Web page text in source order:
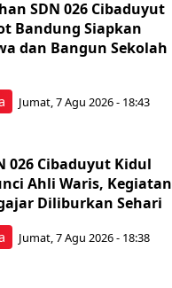
SDN 026 Cibaduyut
Bandung Siapkan
dan Bangun Sekolah
Jumat, 7 Agu 2026 - 18:43
026 Cibaduyut Kidul
Ahli Waris, Kegiatan
Diliburkan Sehari
Jumat, 7 Agu 2026 - 18:38